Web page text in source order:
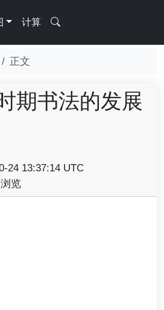
计算
正文
期书法的发展
24 13:37:14 UTC
览